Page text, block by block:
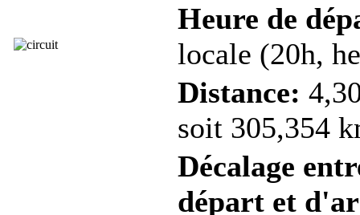
Heure de
locale (20h,
Distance:
soit 305,354
Décalage
départ et